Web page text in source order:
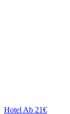
Hotel Ab 21€